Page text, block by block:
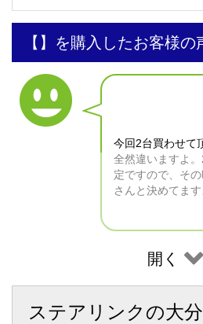
【】を購入したお客様の
今回2台買わせて
全然違いますよ
定ですので、そ
さんと決めてます
開く
ステアリンクの大